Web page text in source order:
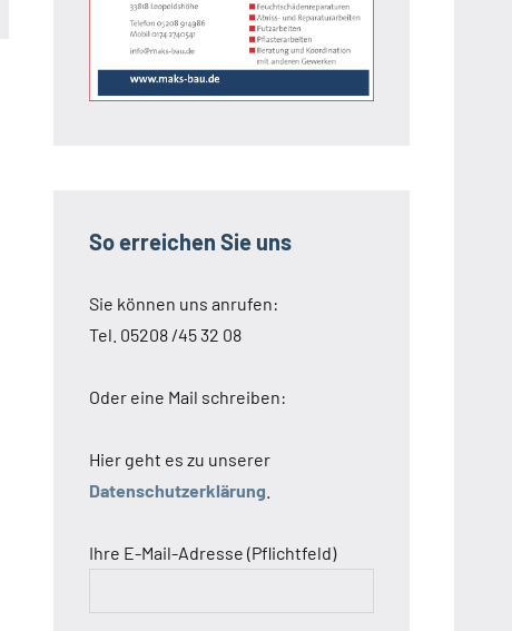
So erreichen Sie uns
Sie können uns anrufen:
Tel. 05208 /45 32 08
Oder eine Mail schreiben:
Hier geht es zu unserer
Datenschutzerklärung
Ihre E-Mail-Adresse (Pflichtfeld)